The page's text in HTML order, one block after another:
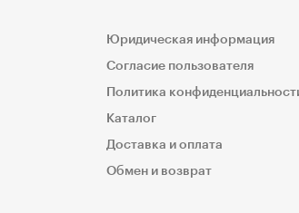
Юридическая информация
Согласие пользователя
Политика
Каталог
Доставка и оплата
Обмен и возврат